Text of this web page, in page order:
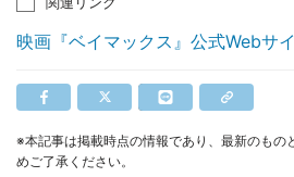
映画『ベイマックス』公式Webサ
※本記事は掲載時点の情報であり、最新のもの
めご了承ください。